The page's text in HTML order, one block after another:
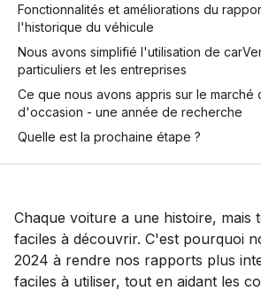
Fonctionnalités et améliorations du
l'historique du véhicule
Nous avons simplifié l'utilisation de
particuliers et les entreprises
Ce que nous avons appris sur le marché
d'occasion - une année de recherche
Quelle est la prochaine étape ?
Chaque voiture a une histoire, mais
faciles à découvrir. C'est pourquoi
2024 à rendre nos rapports plus
faciles à utiliser, tout en aidant les